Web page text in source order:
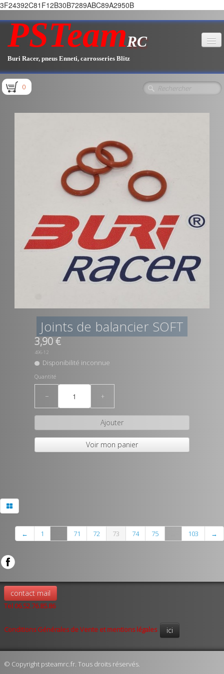
3F24392C81F12B30B7289ABC89A2950B
PSTeamRC
Buri Racer, pneus Enneti, carrosseries Blitz
Accueil
Pièces E2.1
0
Joints de balancier SOFT
3,90 €
496-12
Disponibilité inconnue
Quantité
− +
Ajouter
Voir mon panier
← 1 71 72 73 74 75 103 →
contact mail
Tel 06.52.76.85.86
Conditions Générales de Vente et mentions légales ici
© Copyright psteamrc.fr. Tous droits réservés.